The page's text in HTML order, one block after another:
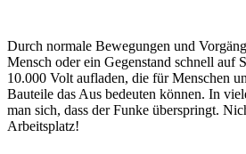
Durch normale Bewegungen und
Mensch oder ein Gegenstand schnell auf
10.000 Volt aufladen, die für Menschen
Bauteile das Aus bedeuten können. In
man sich, dass der Funke überspringt.
Arbeitsplatz!